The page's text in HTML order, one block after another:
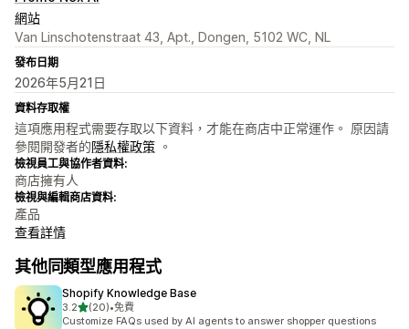
網站
Van Linschotenstraat 43, Apt., Dongen, 5102 WC, NL
發布日期
2026年5月21日
資料存取權
這項應用程式需要存取以下資料，才能在商店中正常運作。 原因請
參閱開發者的隱私權政策 。
檢視員工與協作者資料:
商店擁有人
檢視與編輯商店資料:
產品
查看詳情
其他同類型應用程式
Shopify Knowledge Base
3.2滿分 5 顆星
(20)
共有 20 則評價
•免費
Customize FAQs used by AI agents to answer shopper questions